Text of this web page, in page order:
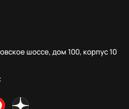
шоссе, дом 100, корпус 10